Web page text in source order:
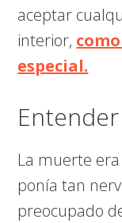
aceptar
interior,
especial.
La muerte
ponía tan
preocupado